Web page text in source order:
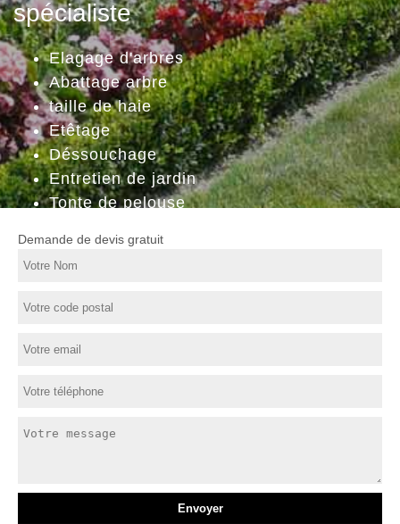
spécialiste
Elagage d'arbres
Abattage arbre
taille de haie
Etêtage
Déssouchage
Entretien de jardin
Tonte de pelouse
Demande de devis gratuit